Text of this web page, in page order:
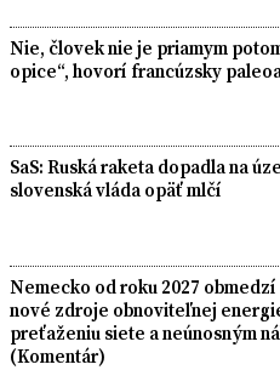
Nie, človek nie je priamym
opice“, hovorí francúzsky
SaS: Ruská raketa dopadla na
slovenská vláda opäť mlčí
Nemecko od roku 2027
nové zdroje obnoviteľnej
preťaženiu siete a neúnosným
(Komentár)